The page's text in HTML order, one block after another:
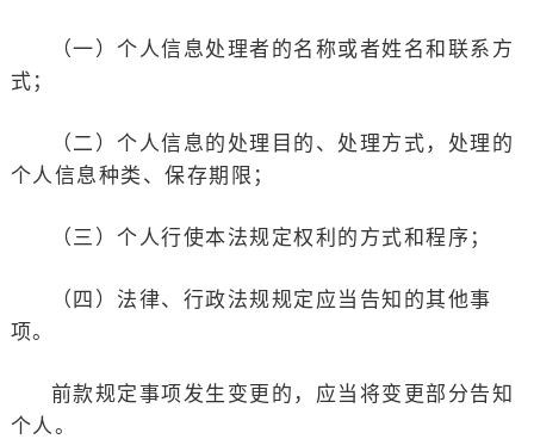
（一）个人信息处理者的名称或者姓名和联系方
式；
（二）个人信息的处理目的、处理方式，处理的
个人信息种类、保存期限；
（三）个人行使本法规定权利的方式和程序；
（四）法律、行政法规规定应当告知的其他事
项。
前款规定事项发生变更的，应当将变更部分告知
个人。